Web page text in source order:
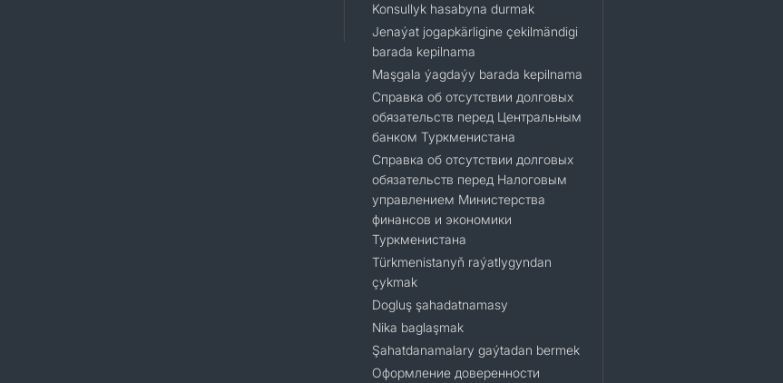
Konsullyk hasabyna durmak
Jenaýat jogapkärligine çekilmändigi
barada kepilnama
Maşgala ýagdaýy barada kepilnama
Cправка об отсутствии долговых
обязательств перед Центральным
банком Туркменистана
Справка об отсутствии долговых
обязательств перед Налоговым
управлением Министерства
финансов и экономики
Туркменистана
Türkmenistanyň raýatlygyndan
çykmak
Dogluş şahadatnamasy
Nika baglaşmak
Şahatdanamalary gaýtadan bermek
Оформление доверенности